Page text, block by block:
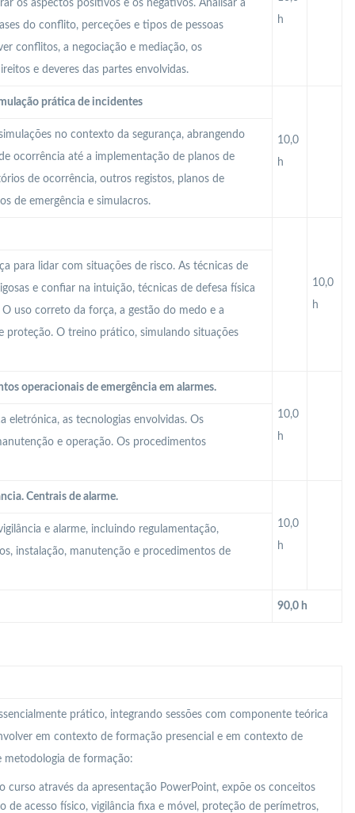
h
os aspectos positivos e os negativos. Analisar a
do conflito, perceções e tipos de pessoas
conflitos, a negociação e mediação, os
e deveres das partes envolvidas.
prática de incidentes
10,0
h
no contexto da segurança, abrangendo
ocorrência até a implementação de planos de
de ocorrência, outros registos, planos de
de emergência e simulacros.
10,0
h
para lidar com situações de risco. As técnicas de
e confiar na intuição, técnicas de defesa física
uso correto da força, a gestão do medo e a
proteção. O treino prático, simulando situações
operacionais de emergência em alarmes.
10,0
h
eletrónica, as tecnologias envolvidas. Os
e operação. Os procedimentos
Centrais de alarme.
10,0
h
e alarme, incluindo regulamentação,
instalação, manutenção e procedimentos de
90,0 h
prático, integrando sessões com componente teórica
em contexto de formação presencial e em contexto de
de formação:
curso através da apresentação PowerPoint, expõe os conceitos
de acesso físico, vigilância fixa e móvel, proteção de perímetros,